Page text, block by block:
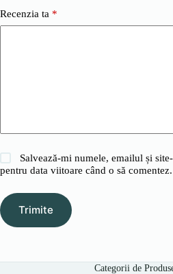
Recenzia ta *
Salvează-mi numele, emailul și
pentru data viitoare când o să comentez.
Trimite
Categorii de